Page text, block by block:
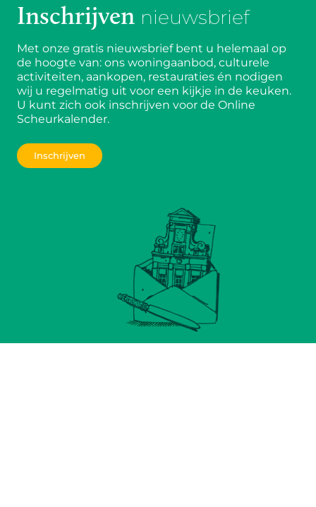
Inschrijven nieuwsbrief
Met onze gratis nieuwsbrief bent u helemaal op
de hoogte van: ons woningaanbod, culturele
activiteiten, aankopen, restauraties én nodigen
wij u regelmatig uit voor een kijkje in de keuken.
U kunt zich ook inschrijven voor de Online
Scheurkalender.
Inschrijven